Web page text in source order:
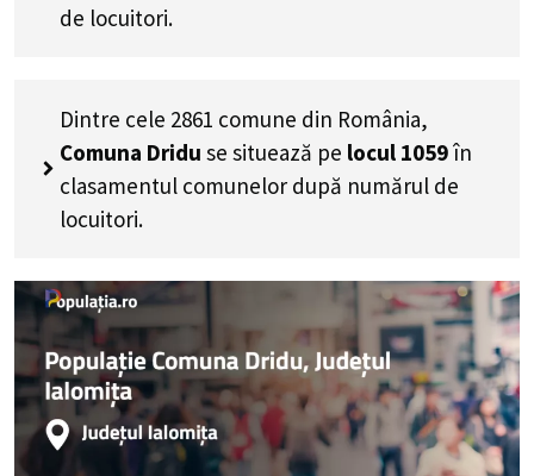
de locuitori.
Dintre cele 2861 comune din România,
Comuna Dridu se situează pe locul 1059în
clasamentul comunelor după numărul de
locuitori.